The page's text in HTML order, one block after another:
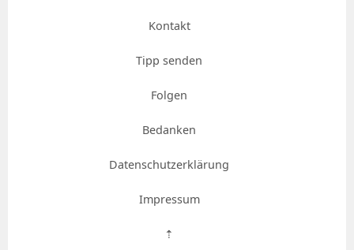
Kontakt
Tipp senden
Folgen
Bedanken
Datenschutzerklärung
Impressum
⇡